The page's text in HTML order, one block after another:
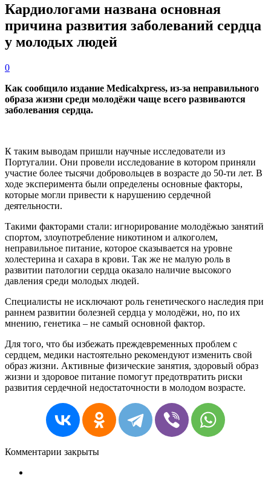
Кардиологами названа основная
причина развития заболеваний сердца
у молодых людей
0
Как сообщило издание Medicalxpress, из-за неправильного
образа жизни среди молодёжи чаще всего развиваются
заболевания сердца.
К таким выводам пришли научные исследователи из
Португалии. Они провели исследование в котором приняли
участие более тысячи добровольцев в возрасте до 50-ти лет. В
ходе эксперимента были определены основные факторы,
которые могли привести к нарушению сердечной
деятельности.
Такими факторами стали: игнорирование молодёжью занятий
спортом, злоупотребление никотином и алкоголем,
неправильное питание, которое сказывается на уровне
холестерина и сахара в крови. Так же не малую роль в
развитии патологии сердца оказало наличие высокого
давления среди молодых людей.
Специалисты не исключают роль генетического наследия при
раннем развитии болезней сердца у молодёжи, но, по их
мнению, генетика – не самый основной фактор.
Для того, что бы избежать преждевременных проблем с
сердцем, медики настоятельно рекомендуют изменить свой
образ жизни. Активные физические занятия, здоровый образ
жизни и здоровое питание помогут предотвратить риски
развития сердечной недостаточности в молодом возрасте.
Комментарии закрыты